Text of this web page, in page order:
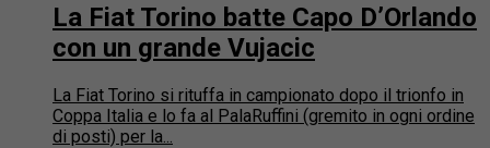
La Fiat Torino batte Capo D’Orlando
con un grande Vujacic
La Fiat Torino si rituffa in campionato dopo il trionfo in
Coppa Italia e lo fa al PalaRuffini (gremito in ogni ordine
di posti) per la...